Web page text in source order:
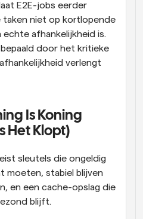
E2E-jobs eerder
taken niet op kortlopende
afhankelijkheid is.
door het kritieke
verlengt
Is Koning
Het Klopt)
sleutels die ongeldig
moeten, stabiel blijven
en een cache-opslag die
blijft.